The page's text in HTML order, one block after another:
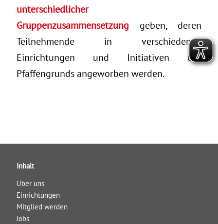
unterschiedlicher
Gruppenzusammensetzung geben, deren
Teilnehmende in verschiedenen
Einrichtungen und Initiativen des
Pfaffengrunds angeworben werden.
Inhalt
Über uns
Einrichtungen
Mitglied werden
Jobs